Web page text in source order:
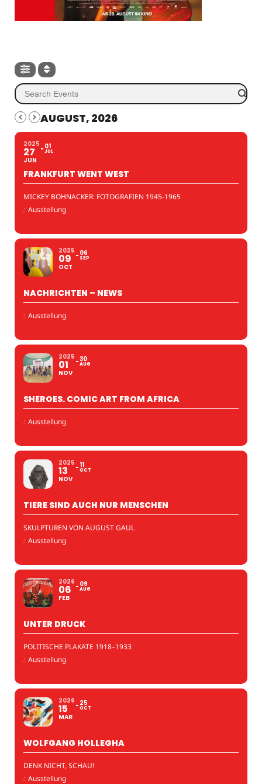
AUGUST, 2026
2025
27
JUN
01
JUL
FRANKFURT WENT WEST
MICKEY BOHNACKER: FOTOGRAFIEN 1945-1965
: Ausstellung
2025
09
OCT
06
SEP
NACHRICHTEN – NEWS
: Ausstellung
2025
01
NOV
30
AUG
SHEROES. COMIC ART FROM AFRICA
: Ausstellung
2025
13
NOV
11
OCT
TIERE SIND AUCH NUR MENSCHEN
SKULPTUREN VON AUGUST GAUL
: Ausstellung
2026
06
FEB
09
AUG
UNTER DRUCK
POLITISCHE PLAKATE 1918–1933
: Ausstellung
2026
15
MAR
25
OCT
WOLFGANG HOLLEGHA
DENK NICHT, SCHAU!
: Ausstellung